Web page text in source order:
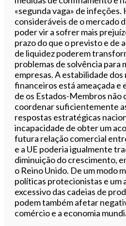
«segunda vaga» de infeções.
consideráveis de o mercado
poder vir a sofrer mais
prazo do que o previsto e de
de liquidez poderem
problemas de solvência para
empresas. A estabilidade dos
financeiros está ameaçada e
de os Estados-Membros não
coordenar suficientemente
respostas estratégicas
incapacidade de obter um
futura relação comercial
e a UE poderia igualmente
diminuição do crescimento,
o Reino Unido. De um modo
políticas protecionistas e um
excessivo das cadeias de
podem também afetar
comércio e a economia